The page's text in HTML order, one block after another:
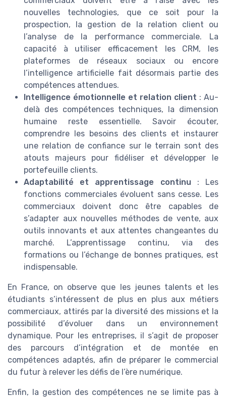
nouvelles technologies, que ce soit pour la
prospection, la gestion de la relation client ou
l’analyse de la performance commerciale. La
capacité à utiliser efficacement les CRM, les
plateformes de réseaux sociaux ou encore
l’intelligence artificielle fait désormais partie des
compétences attendues.
Intelligence émotionnelle et relation client : Au-
delà des compétences techniques, la dimension
humaine reste essentielle. Savoir écouter,
comprendre les besoins des clients et instaurer
une relation de confiance sur le terrain sont des
atouts majeurs pour fidéliser et développer le
portefeuille clients.
Adaptabilité et apprentissage continu : Les
fonctions commerciales évoluent sans cesse. Les
commerciaux doivent donc être capables de
s’adapter aux nouvelles méthodes de vente, aux
outils innovants et aux attentes changeantes du
marché. L’apprentissage continu, via des
formations ou l’échange de bonnes pratiques, est
indispensable.
En France, on observe que les jeunes talents et les
étudiants s’intéressent de plus en plus aux métiers
commerciaux, attirés par la diversité des missions et la
possibilité d’évoluer dans un environnement
dynamique. Pour les entreprises, il s’agit de proposer
des parcours d’intégration et de montée en
compétences adaptés, afin de préparer le commercial
du futur à relever les défis de l’ère numérique.
Enfin, la gestion des compétences ne se limite pas à